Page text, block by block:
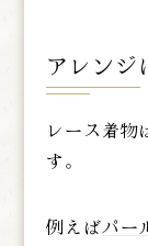
アレンジ
レース着物
す。
例えばパー